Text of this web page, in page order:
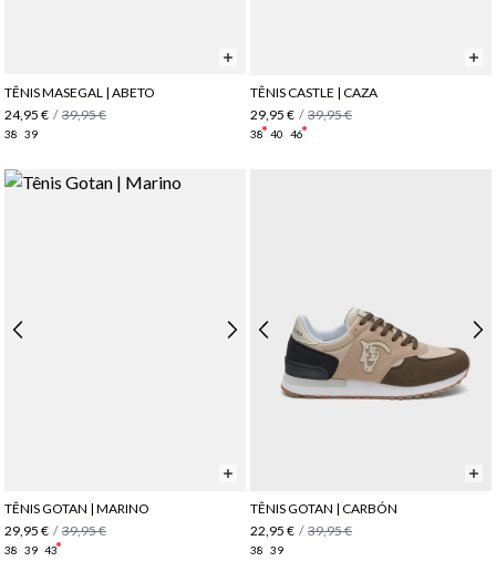
TÊNIS MASEGAL | ABETO
24,95 € / 39,95 €
38 39
TÊNIS CASTLE | CAZA
29,95 € / 39,95 €
38 40 46
TÊNIS GOTAN | MARINO
29,95 € / 39,95 €
38 39 43
TÊNIS GOTAN | CARBÓN
22,95 € / 39,95 €
38 39